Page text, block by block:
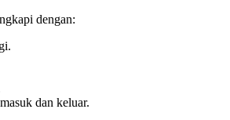
dengan:
dan keluar.